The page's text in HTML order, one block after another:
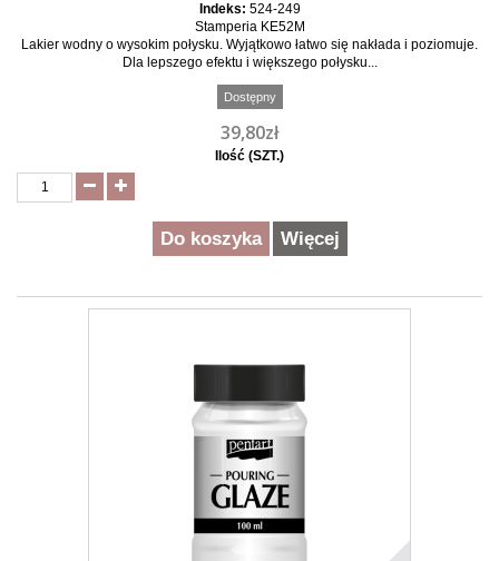
Indeks: 524-249
Stamperia KE52M
Lakier wodny o wysokim połysku. Wyjątkowo łatwo się nakłada i poziomuje.
Dla lepszego efektu i większego połysku...
Dostępny
39,80zł
Ilość (SZT.)
Do koszyka Więcej